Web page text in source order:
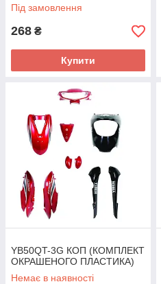
Під замовлення
268 ₴
Купити
YB50QT-3G КОП (КОМПЛЕКТ
ОКРАШЕНОГО ПЛАСТИКА)
Немає в наявності